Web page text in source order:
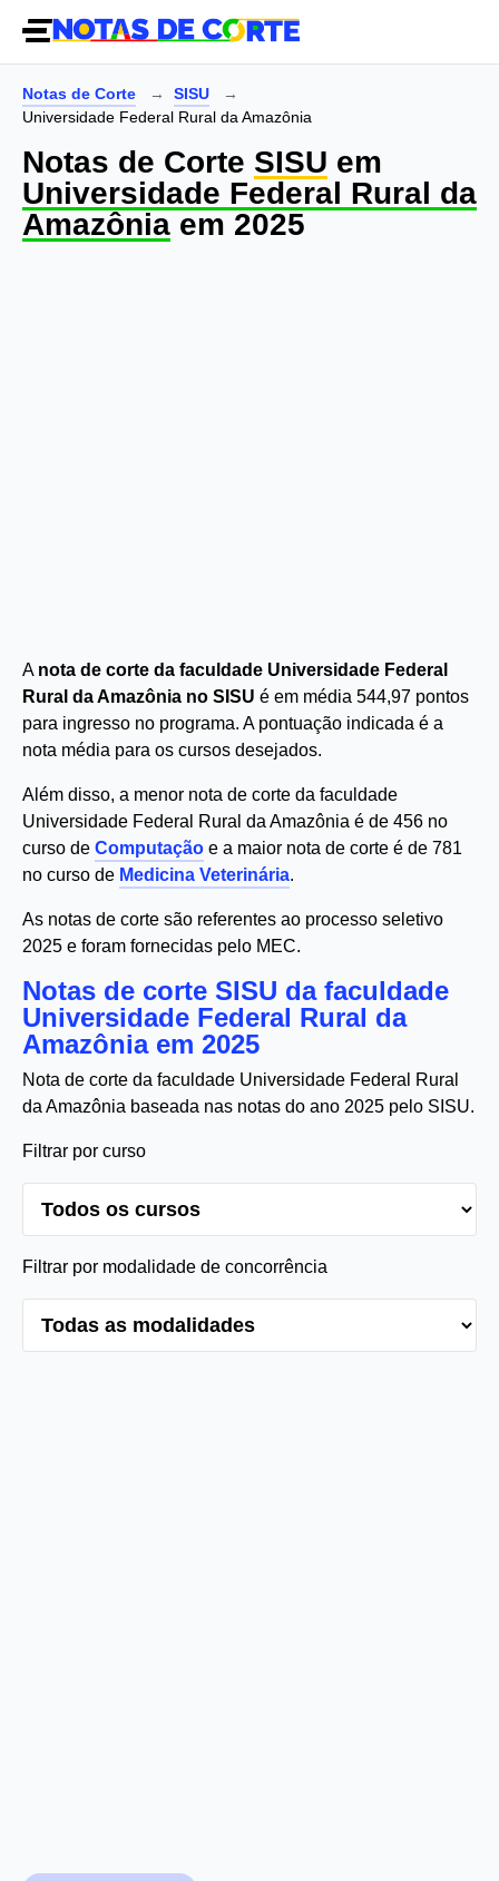
Notas de Corte
SISU
Universidade Federal Rural da Amazônia
Notas de Corte SISU em
Universidade Federal Rural da
Amazônia em 2025
A nota de corte da faculdade Universidade Federal
Rural da Amazônia no SISU é em média 544,97 pontos
para ingresso no programa. A pontuação indicada é a
nota média para os cursos desejados.
Além disso, a menor nota de corte da faculdade
Universidade Federal Rural da Amazônia é de 456 no
curso de Computação e a maior nota de corte é de 781
no curso de Medicina Veterinária.
As notas de corte são referentes ao processo seletivo
2025 e foram fornecidas pelo MEC.
Notas de corte SISU da faculdade
Universidade Federal Rural da
Amazônia em 2025
Nota de corte da faculdade Universidade Federal Rural
da Amazônia baseada nas notas do ano 2025 pelo SISU.
Filtrar por curso
Filtrar por modalidade de concorrência